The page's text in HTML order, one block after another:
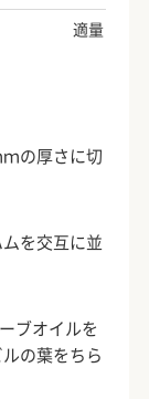
適量
の厚さに切
を交互に並
ブオイルを
の葉をちら